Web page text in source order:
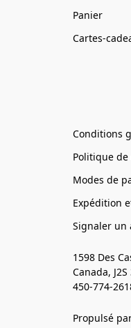
Panier
Cartes-
Conditions
Politique
Modes de
Expédition
Signaler un
1598 Des
Canada, J2S
450-774-
Propulsé